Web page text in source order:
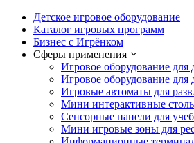
Детское игровое оборудование
Каталог игровых программ
Бизнес с Игрёнком
Сферы применения
Игровое оборудование для
Игровое оборудование для
Игровые автоматы для
Мини интерактивные
Сенсорные панели для
Мини игровые зоны для